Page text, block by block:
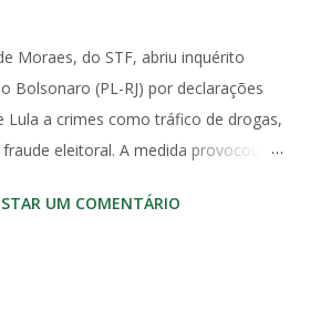
Moraes, do STF, abriu inquérito
Bolsonaro (PL-RJ) por declarações
Lula a crimes como tráfico de drogas,
eleitoral. A medida provocou
parlamentar prevista na
1988. O Artigo 53 da Constituição é
UM COMENTÁRIO